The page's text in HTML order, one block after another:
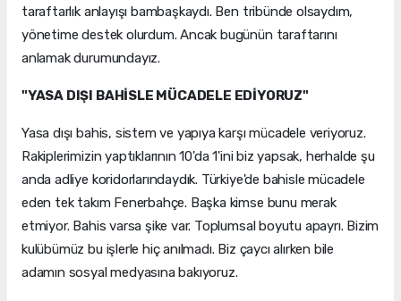
taraftarlık anlayışı bambaşkaydı. Ben tribünde olsaydım,
yönetime destek olurdum. Ancak bugünün taraftarını
anlamak durumundayız.
"YASA DIŞI BAHİSLE MÜCADELE EDİYORUZ"
Yasa dışı bahis, sistem ve yapıya karşı mücadele veriyoruz.
Rakiplerimizin yaptıklarının 10'da 1'ini biz yapsak, herhalde şu
anda adliye koridorlarındaydık. Türkiye'de bahisle mücadele
eden tek takım Fenerbahçe. Başka kimse bunu merak
etmiyor. Bahis varsa şike var. Toplumsal boyutu apayrı. Bizim
kulübümüz bu işlerle hiç anılmadı. Biz çaycı alırken bile
adamın sosyal medyasına bakıyoruz.